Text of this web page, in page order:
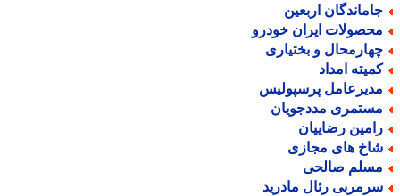
اربعین
ایران خودرو
و بختیاری
امداد
پرسپولیس
مددجویان
رضاییان
های مجازی
صالحی
رئال مادرید